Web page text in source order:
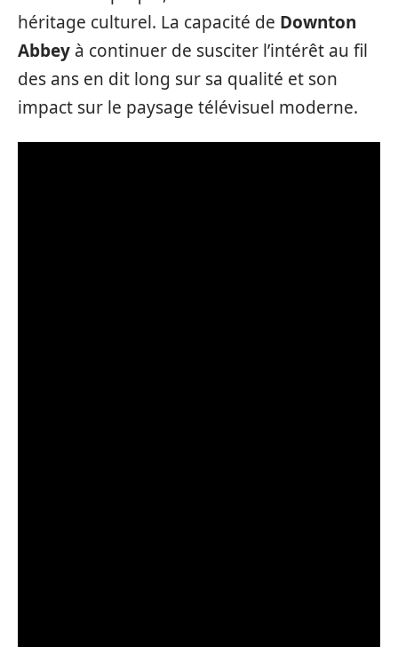
héritage culturel. La capacité de Downton
Abbey à continuer de susciter l’intérêt au fil
des ans en dit long sur sa qualité et son
impact sur le paysage télévisuel moderne.